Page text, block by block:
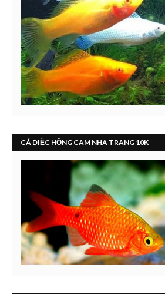
CÁ DIẾC HỒNG CAM NHA TRANG 10K